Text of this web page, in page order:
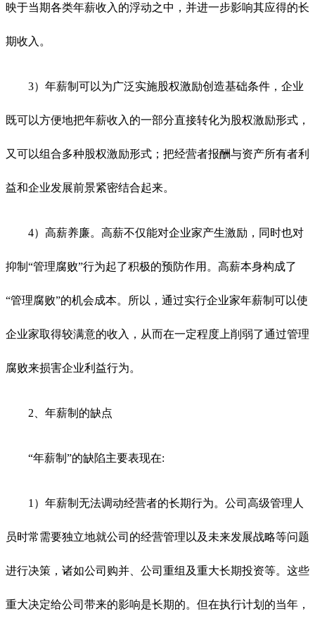
映于当期各类年薪收入的浮动之中，并进一步影响其应得的长
期收入。
3）年薪制可以为广泛实施股权激励创造基础条件，企业
既可以方便地把年薪收入的一部分直接转化为股权激励形式，
又可以组合多种股权激励形式；把经营者报酬与资产所有者利
益和企业发展前景紧密结合起来。
4）高薪养廉。高薪不仅能对企业家产生激励，同时也对
抑制“管理腐败”行为起了积极的预防作用。高薪本身构成了
“管理腐败”的机会成本。所以，通过实行企业家年薪制可以使
企业家取得较满意的收入，从而在一定程度上削弱了通过管理
腐败来损害企业利益行为。
2、年薪制的缺点
“年薪制”的缺陷主要表现在:
1）年薪制无法调动经营者的长期行为。公司高级管理人
员时常需要独立地就公司的经营管理以及未来发展战略等问题
进行决策，诸如公司购并、公司重组及重大长期投资等。这些
重大决定给公司带来的影响是长期的。但在执行计划的当年，